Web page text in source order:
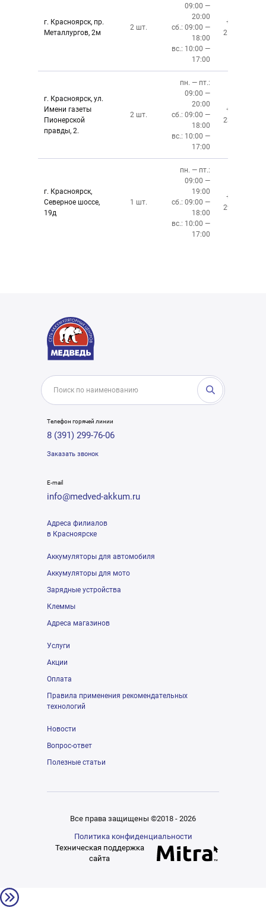
г. Красноярск, пр.
Металлургов, 2м
2 шт.
09:00 —
20:00
сб.: 09:00 —
18:00
вс.: 10:00 —
17:00
+7 (391)
212-87-27
г. Красноярск, ул.
Имени газеты
Пионерской
правды, 2.
2 шт.
пн. — пт.:
09:00 —
20:00
сб.: 09:00 —
18:00
вс.: 10:00 —
17:00
+7 (391)
237-34-34
г. Красноярск,
Северное шоссе,
19д
1 шт.
пн. — пт.:
09:00 —
19:00
сб.: 09:00 —
18:00
вс.: 10:00 —
17:00
+7 (391)
299-76-06
Телефон горячей линии
8 (391) 299-76-06
Заказать звонок
E-mail
info@medved-akkum.ru
Адреса филиалов
в Красноярске
Аккумуляторы для автомобиля
Аккумуляторы для мото
Зарядные устройства
Клеммы
Адреса магазинов
Услуги
Акции
Оплата
Правила применения рекомендательных
технологий
Новости
Вопрос-ответ
Полезные статьи
Все права защищены ©2018 - 2026
Политика конфиденциальности
Техническая поддержка
сайта